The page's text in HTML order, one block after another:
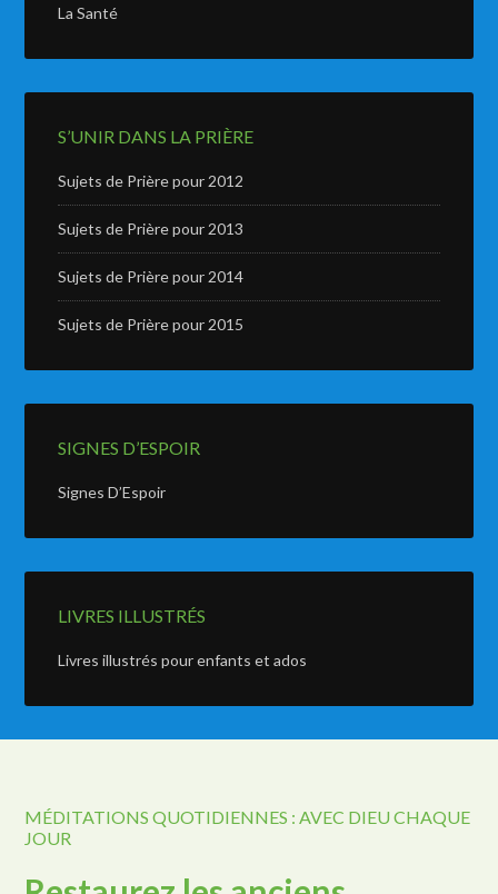
La Santé
S’UNIR DANS LA PRIÈRE
Sujets de Prière pour 2012
Sujets de Prière pour 2013
Sujets de Prière pour 2014
Sujets de Prière pour 2015
SIGNES D’ESPOIR
Signes D’Espoir
LIVRES ILLUSTRÉS
Livres illustrés pour enfants et ados
MÉDITATIONS QUOTIDIENNES : AVEC DIEU CHAQUE
JOUR